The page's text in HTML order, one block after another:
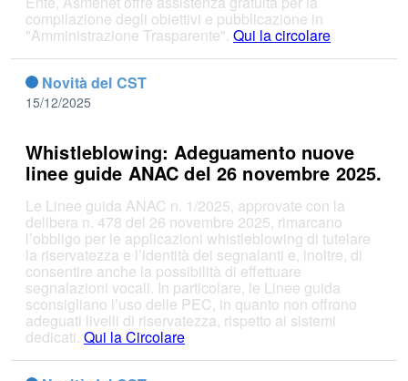
compilazione degli obiettivi e pubblicazione in
"Amministrazione Trasparente". Qui la circolare
Novità del CST
15/12/2025
Whistleblowing: Adeguamento nuove
linee guide ANAC del 26 novembre 2025.
Le Linee guida ANAC n. 1/2025, approvate con la
delibera n. 478 del 26 novembre 2025, rimarcano
l’obbligo per le applicazioni whistleblowing di tutelare
la riservatezza e l’identità dei segnalanti e, inoltre, di
consentire anche la possibilità di effettuare
segnalazioni vocali. In particolare, le Linee guida
sconsigliano l’uso delle PEC, in quanto non offrono
adeguati livelli di riservatezza, rispetto ai sistemi
dedicati. Qui la Circolare